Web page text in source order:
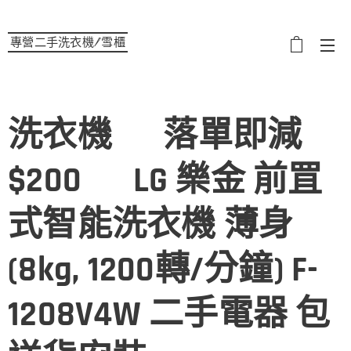
專營二手洗衣機/雪櫃
洗衣機 ♻️落單即減
$200♻️ LG 樂金 前罝
式智能洗衣機 薄身
(8kg, 1200轉/分鐘) F-
1208V4W 二手電器 包